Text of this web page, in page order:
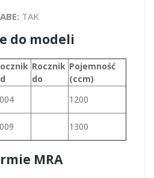
ABE: TAK
do modeli
Rocznik
do
Pojemność
(ccm)
1200
1300
MRA